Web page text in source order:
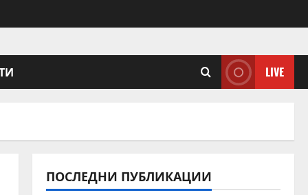
LIVE
ПОСЛЕДНИ ПУБЛИКАЦИИ